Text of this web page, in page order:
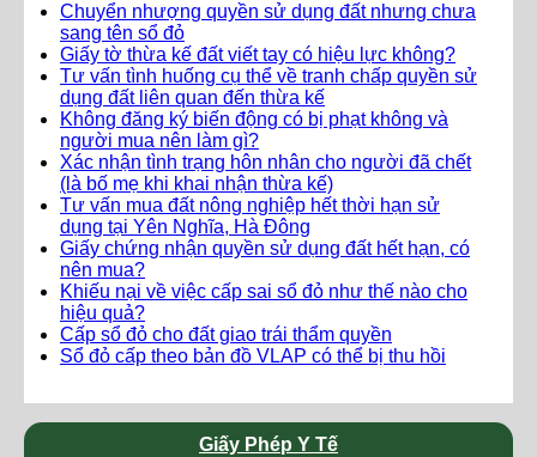
Chuyển nhượng quyền sử dụng đất nhưng chưa
sang tên sổ đỏ
Giấy tờ thừa kế đất viết tay có hiệu lực không?
Tư vấn tình huống cụ thể về tranh chấp quyền sử
dụng đất liên quan đến thừa kế
Không đăng ký biến động có bị phạt không và
người mua nên làm gì?
Xác nhận tình trạng hôn nhân cho người đã chết
(là bố mẹ khi khai nhận thừa kế)
Tư vấn mua đất nông nghiệp hết thời hạn sử
dụng tại Yên Nghĩa, Hà Đông
Giấy chứng nhận quyền sử dụng đất hết hạn, có
nên mua?
Khiếu nại về việc cấp sai sổ đỏ như thế nào cho
hiệu quả?
Cấp sổ đỏ cho đất giao trái thẩm quyền
Sổ đỏ cấp theo bản đồ VLAP có thể bị thu hồi
Giấy Phép Y Tế